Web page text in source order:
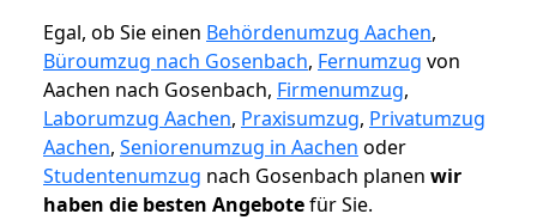
Egal, ob Sie einen Behördenumzug Aachen,
Büroumzug nach Gosenbach, Fernumzug von
Aachen nach Gosenbach, Firmenumzug,
Laborumzug Aachen, Praxisumzug, Privatumzug
Aachen, Seniorenumzug in Aachen oder
Studentenumzug nach Gosenbach planen wir
haben die besten Angebotefür Sie.